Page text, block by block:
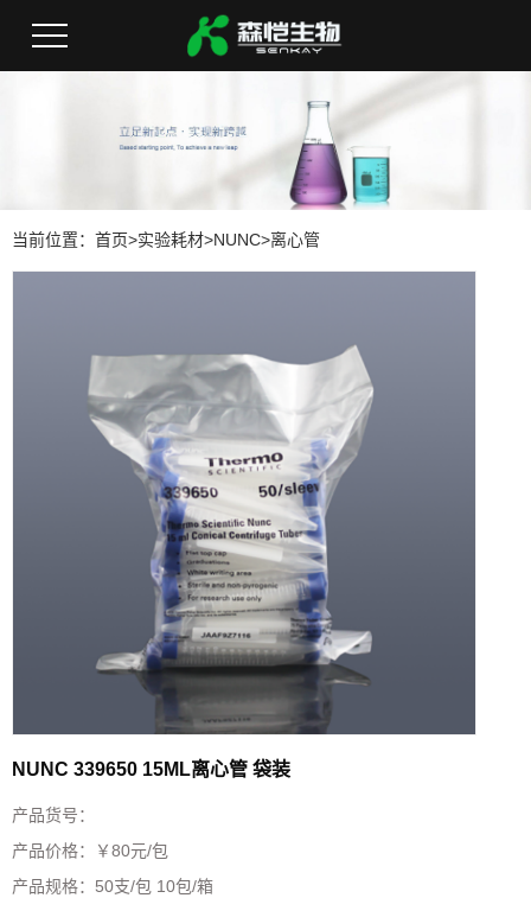
当前位置： 首页>实验耗材>NUNC>离心管
NUNC 339650 15ML离心管 袋装
产品货号：
产品价格：￥80元/包
产品规格： 50支/包 10包/箱